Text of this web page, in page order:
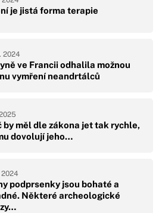
je jistá forma terapie
ve Francii odhalila možnou
vymření neandrtálců
2024
by měl dle zákona jet tak rychle,
dovolují jeho…
podprsenky jsou bohaté a
Některé archeologické
2024